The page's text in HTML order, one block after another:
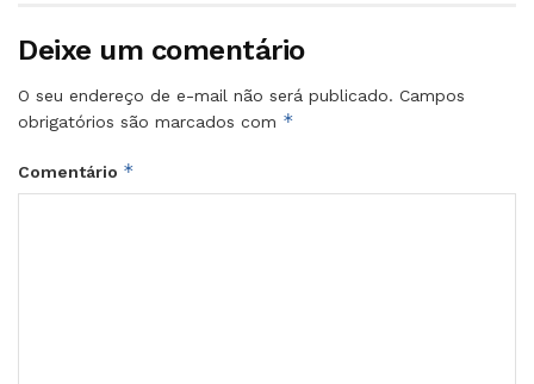
Deixe um comentário
O seu endereço de e-mail não será publicado. Campos
obrigatórios são marcados com *
Comentário *